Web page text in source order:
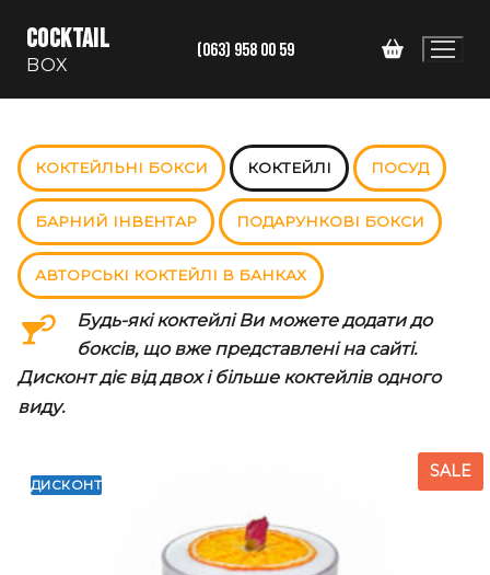
вмісту
COCKTAIL
BOX
(063) 958 00 59
КОКТЕЙЛЬНІ БОКСИ КОКТЕЙЛІ ПОСУД
БАРНИЙ ІНВЕНТАР ПОДАРУНКОВІ БОКСИ
АВТОРСЬКІ КОКТЕЙЛІ В БАНКАХ
Будь-які коктейлі Ви можете додати до
боксів, що вже представлені на сайті.
Дисконт діє від двох і більше коктейлів одного
виду.
ДИСКОНТ
SALE